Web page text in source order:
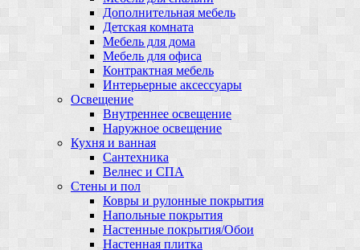
Дополнительная мебель
Детская комната
Мебель для дома
Мебель для офиса
Контрактная мебель
Интерьерные аксессуары
Освещение
Внутреннее освещение
Наружное освещение
Кухня и ванная
Сантехника
Велнес и СПА
Стены и пол
Ковры и рулонные покрытия
Напольные покрытия
Настенные покрытия/Обои
Настенная плитка